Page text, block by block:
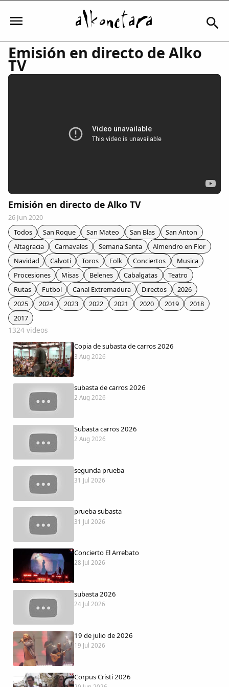
Comunidad
Colaboradores
AlkoTV
Biblioteca
Periódico Alconétar
Foros
Idiosincrasia
Diccionario
Traductor
Dichos
Cancionero Local
Apodos
Peñas
La palra
Modo oscuro
Emisión en directo de Alko
TV
Emisión en directo de Alko TV
26 Jun 2020
Todos
San Roque San Mateo San Blas
San Anton
Altagracia
Carnavales Semana Santa
Almendro en Flor
Navidad
Calvoti Toros Folk Conciertos
Musica
Procesiones
Misas Belenes Cabalgatas
Teatro
Rutas
Futbol Canal Extremadura Directos
2026
2025
2024 2023 2022 2021 2020 2019
2018
2017
1324 videos
Copia de subasta de carros 2026
3 Aug 2026
subasta de carros 2026
2 Aug 2026
Subasta carros 2026
2 Aug 2026
segunda prueba
31 Jul 2026
prueba subasta
31 Jul 2026
Concierto El Arrebato
28 Jul 2026
subasta 2026
24 Jul 2026
19 de julio de 2026
19 Jul 2026
Corpus Cristi 2026